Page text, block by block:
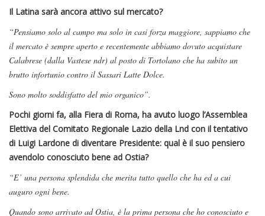
Il Latina sarà ancora attivo sul mercato?
“Pensiamo solo al campo ma solo in casi forza maggiore, sappiamo che
il mercato è sempre aperto e recentemente abbiamo dovuto acquistare
Calabrese (dalla Vastese ndr) al posto di Tortolano che ha subito un
brutto infortunio contro il Sassari Latte Dolce.
Sono molto soddisfatto del mio organico”.
Pochi giorni fa, alla Fiera di Roma, ha avuto luogo l’Assemblea
Elettiva del Comitato Regionale Lazio della Lnd con il tentativo
di Luigi Lardone di diventare Presidente: qual è il suo pensiero
avendolo conosciuto bene ad Ostia?
“E’ una persona splendida che merita tutto quello che ha ed a cui
auguro ogni bene.
Quando sono arrivato ad Ostia, è la prima persona che ho conosciuto e